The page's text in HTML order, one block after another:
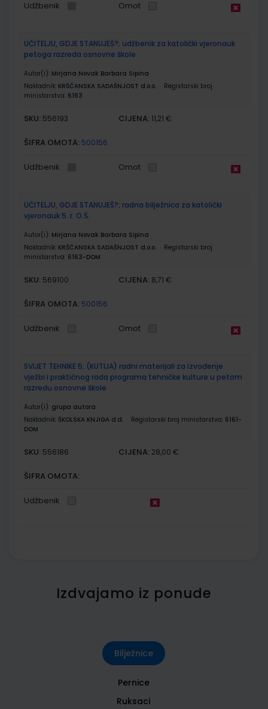
Udžbenik Omot
UČITELJU, GDJE STANUJEŠ?; udžbenik za katolički vjeronauk
petoga razreda osnovne škole
Autor(i): Mirjana Novak Barbara Sipina
Nakladnik: KRŠĆANSKA SADAŠNJOST d.o.o.
Registarski broj
ministarstva: 6163
SKU: 556193 CIJENA: 11,21 €
ŠIFRA OMOTA: 500156
Udžbenik Omot
UČITELJU, GDJE STANUJEŠ?; radna bilježnica za katolički
vjeronauk 5. r. O.Š.
Autor(i): Mirjana Novak Barbara Sipina
Nakladnik: KRŠĆANSKA SADAŠNJOST d.o.o.
Registarski broj
ministarstva: 6163-DOM
SKU: 569100 CIJENA: 8,71 €
ŠIFRA OMOTA: 500156
Udžbenik Omot
SVIJET TEHNIKE 5; (KUTIJA) radni materijali za izvođenje
vježbi i praktičnog rada programa tehničke kulture u petom
razredu osnovne škole
Autor(i): grupa autora
Nakladnik: ŠKOLSKA KNJIGA d.d. Registarski broj ministarstva: 6161-
DOM
SKU: 556186 CIJENA: 28,00 €
ŠIFRA OMOTA:
Udžbenik
Izdvajamo iz ponude
Bilježnice
Pernice
Ruksaci